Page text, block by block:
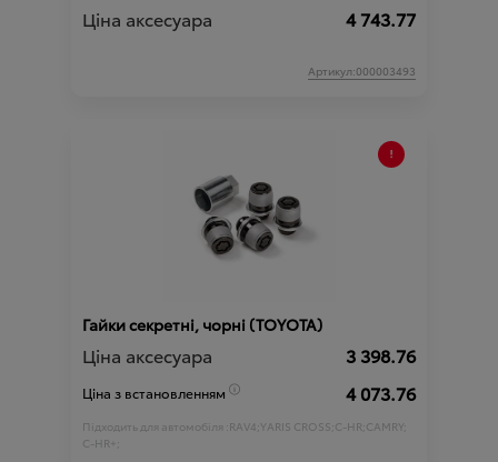
Ціна аксесуара 4 743.77
Артикул:000003493
Гайки секретні, чорні (ТOYOTA)
Ціна аксесуара 3 398.76
Ціна з встановленням 4 073.76
Підходить для автомобіля :RAV4;YARIS CROSS;C-HR;CAMRY;
C-HR+;